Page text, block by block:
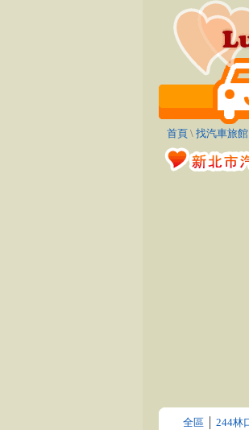
首頁 \ 找汽車旅館
全區 244林